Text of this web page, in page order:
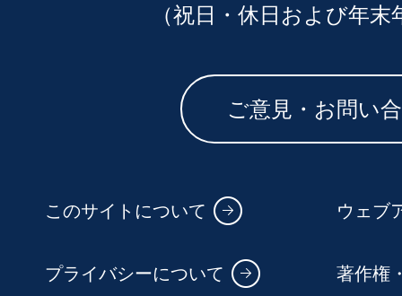
（祝日・休日および年
ご意見・お問い
このサイトについて ウェブ
プライバシーについて 著作権